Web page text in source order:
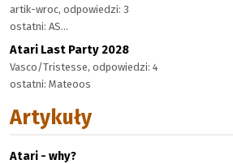
artik-wroc, odpowiedzi: 3
ostatni: AS...
Atari Last Party 2028
Vasco/Tristesse, odpowiedzi: 4
ostatni: Mateoos
Artykuły
Atari - why?